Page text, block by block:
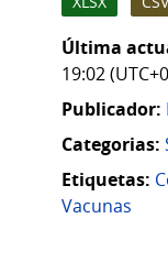
Última
19:02
Publicador:
Categorias:
Etiquetas:
Vacunas